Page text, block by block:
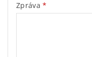
Zpráva